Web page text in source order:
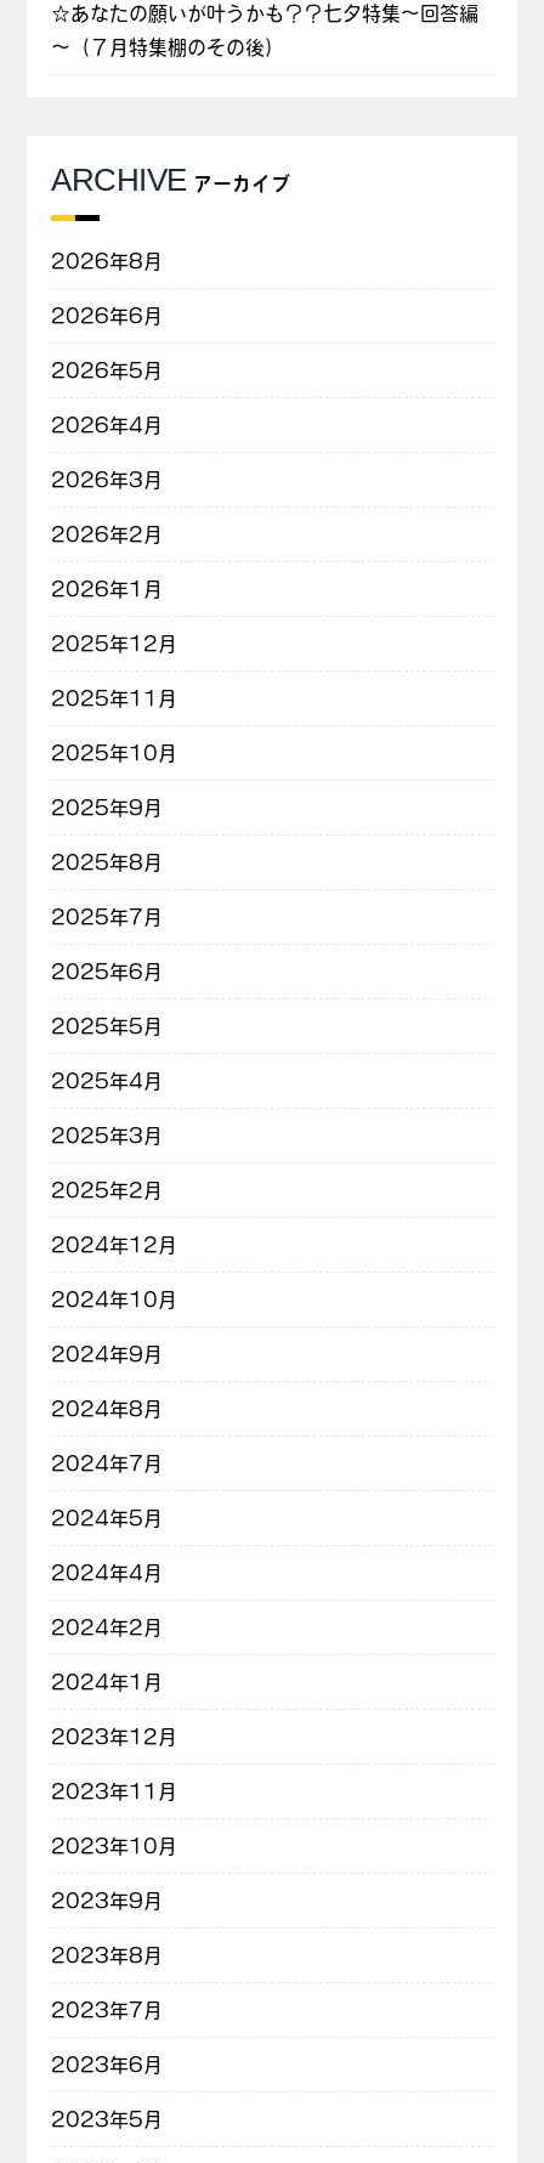
☆あなたの願いが叶うかも？？七夕特集～回答編
～（７月特集棚のその後）
ARCHIVE アーカイブ
2026年8月
2026年6月
2026年5月
2026年4月
2026年3月
2026年2月
2026年1月
2025年12月
2025年11月
2025年10月
2025年9月
2025年8月
2025年7月
2025年6月
2025年5月
2025年4月
2025年3月
2025年2月
2024年12月
2024年10月
2024年9月
2024年8月
2024年7月
2024年5月
2024年4月
2024年2月
2024年1月
2023年12月
2023年11月
2023年10月
2023年9月
2023年8月
2023年7月
2023年6月
2023年5月